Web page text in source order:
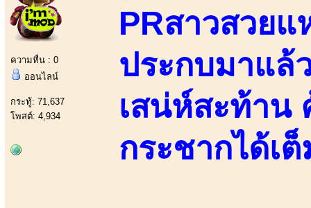
ความหื่น : 0
ออนไลน์
กระทู้: 71,637
โพสต์: 4,934
PRสาวสวย
ประกบมาแล้
เสน่ห์สะท้าน
กระชากได้เ